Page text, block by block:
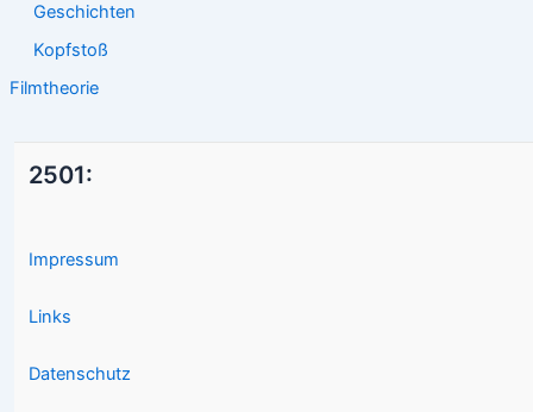
Geschichten
Kopfstoß
Filmtheorie
2501:
Impressum
Links
Datenschutz